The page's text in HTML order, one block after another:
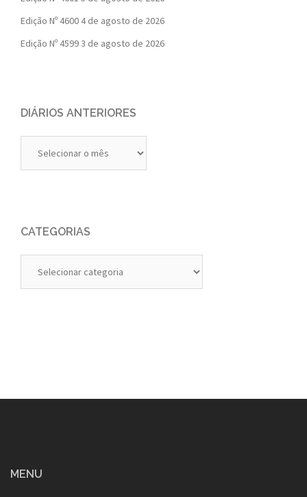
Edição Nº 4600 4 de agosto de 2026
Edição Nº 45993 de agosto de 2026
DIÁRIOS ANTERIORES
Anteriores
CATEGORIAS
MENU